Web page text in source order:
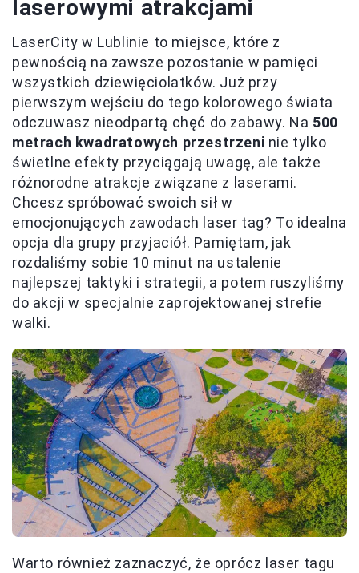
laserowymi atrakcjami
LaserCity w Lublinie to miejsce, które z
pewnością na zawsze pozostanie w pamięci
wszystkich dziewięciolatków. Już przy
pierwszym wejściu do tego kolorowego świata
odczuwasz nieodpartą chęć do zabawy. Na 500
metrach kwadratowych przestrzeni nie tylko
świetlne efekty przyciągają uwagę, ale także
różnorodne atrakcje związane z laserami.
Chcesz spróbować swoich sił w
emocjonujących zawodach laser tag? To idealna
opcja dla grupy przyjaciół. Pamiętam, jak
rozdaliśmy sobie 10 minut na ustalenie
najlepszej taktyki i strategii, a potem ruszyliśmy
do akcji w specjalnie zaprojektowanej strefie
walki.
Warto również zaznaczyć, że oprócz laser tagu